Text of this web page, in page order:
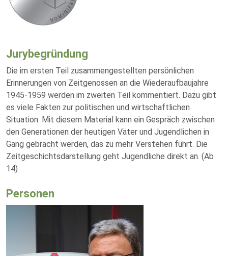
Jurybegründung
Die im ersten Teil zusammengestellten persönlichen
Erinnerungen von Zeitgenossen an die Wiederaufbaujahre
1945-1959 werden im zweiten Teil kommentiert. Dazu gibt
es viele Fakten zur politischen und wirtschaftlichen
Situation. Mit diesem Material kann ein Gespräch zwischen
den Generationen der heutigen Väter und Jugendlichen in
Gang gebracht werden, das zu mehr Verstehen führt. Die
Zeitgeschichtsdarstellung geht Jugendliche direkt an. (Ab
14)
Personen